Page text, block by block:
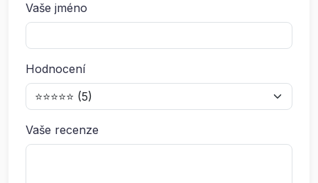
Vaše jméno
Hodnocení
Vaše recenze